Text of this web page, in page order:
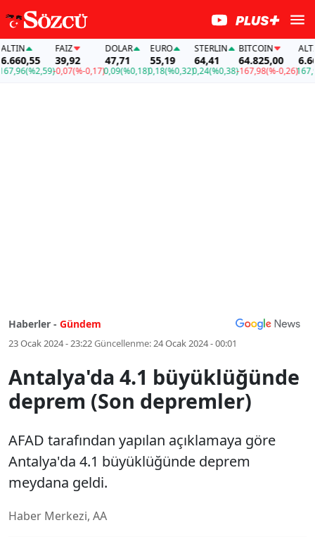
(%2,59)
FAİZ
39,92
-0,07(%-0,17)
DOLAR
47,71
0,09(%0,18)
EURO
55,19
0,18(%0,32)
STERLIN
64,41
0,24(%0,38)
BITCOIN
64.825,00
-167,98(%-0,26)
ALTIN
167,96
Haberler - Gündem
23 Ocak 2024 - 23:22Güncellenme:24 Ocak 2024 - 00:01
Antalya'da 4.1 büyüklüğünde
deprem (Son depremler)
AFAD tarafından yapılan açıklamaya göre
Antalya'da 4.1 büyüklüğünde deprem
meydana geldi.
Haber Merkezi, AA